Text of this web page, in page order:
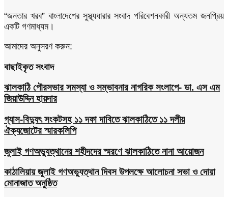
“জনতার খরব” বাংলাদেশের সুস্থ্যধারার সংবাদ পরিবেশনকারী অন্যতম জনপ্রিয়
একটি গণমাধ্যম।
আমাদের অনুসরণ করুন:
বাছাইকৃত সংবাদ
ঝালকাঠি পৌরসভার সমস্যা ও সম্ভাবনার নাগরিক সংলাপে- ডা. এস এম
জিয়াউদ্দিন হায়দার
গ্যাস-বিদ্যুৎ সংকটসহ ১১ দফা দাবিতে ঝালকাঠিতে ১১ দলীয়
ঐক্যজোটের স্মারকলিপি
জুলাই গণঅভ্যুত্থানের শহীদদের স্মরণে ঝালকাঠিতে নানা আয়োজন
কাঠালিয়ায় জুলাই গণঅভ্যুত্থান দিবস উপলক্ষে আলোচনা সভা ও দোয়া
মোনাজাত অনুষ্ঠিত